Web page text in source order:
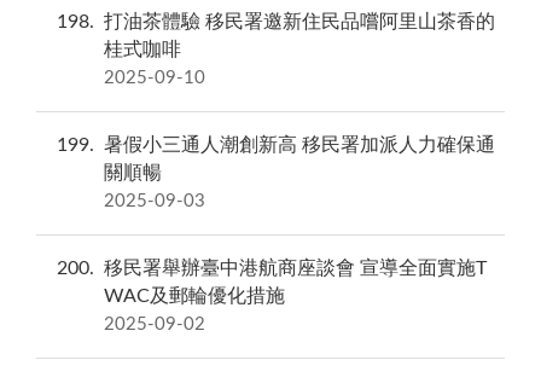
198
打油茶體驗 移民署邀新住民品嚐阿里山茶香的
桂式咖啡
2025-09-10
199
暑假小三通人潮創新高 移民署加派人力確保通
關順暢
2025-09-03
200
移民署舉辦臺中港航商座談會 宣導全面實施T
WAC及郵輪優化措施
2025-09-02